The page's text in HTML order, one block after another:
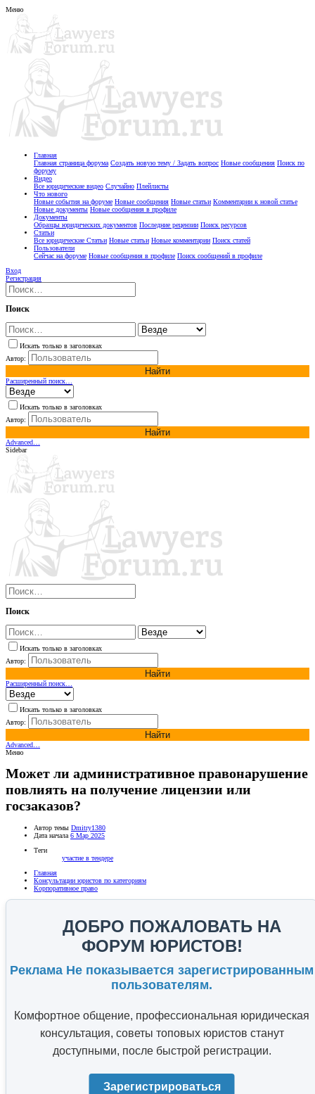
Меню
Главная
Главная страница форума Создать новую тему / Задать вопрос Новые сообщения Поиск по
форуму
Видео
Все юридические видео Случайно Плейлисты
Что нового
Новые события на форуме Новые сообщения Новые статьи Комментарии к новой статье
Новые документы Новые сообщения в профиле
Документы
Образцы юридических документов Последние рецензии Поиск ресурсов
Статьи
Все юридические Статьи Новые статьи Новые комментарии Поиск статей
Пользователи
Сейчас на форуме Новые сообщения в профиле Поиск сообщений в профиле
Вход
Регистрация
Поиск
Искать только в заголовках
Автор:
Найти
Расширенный поиск…
Искать только в заголовках
Автор:
Найти
Advanced…
Sidebar
Поиск
Искать только в заголовках
Автор:
Найти
Расширенный поиск…
Искать только в заголовках
Автор:
Найти
Advanced…
Меню
Может ли административное правонарушение
повлиять на получение лицензии или
госзаказов?
Автор темы Dmitry1380
Дата начала 6 Мар 2025
Теги
участие в тендере
Главная
Консультации юристов по категориям
Корпоративное право
ДОБРО ПОЖАЛОВАТЬ НА
ФОРУМ ЮРИСТОВ!
Реклама Не показывается зарегистрированным
пользователям.
Комфортное общение, профессиональная юридическая
консультация, советы топовых юристов станут
доступными, после быстрой регистрации.
Зарегистрироваться